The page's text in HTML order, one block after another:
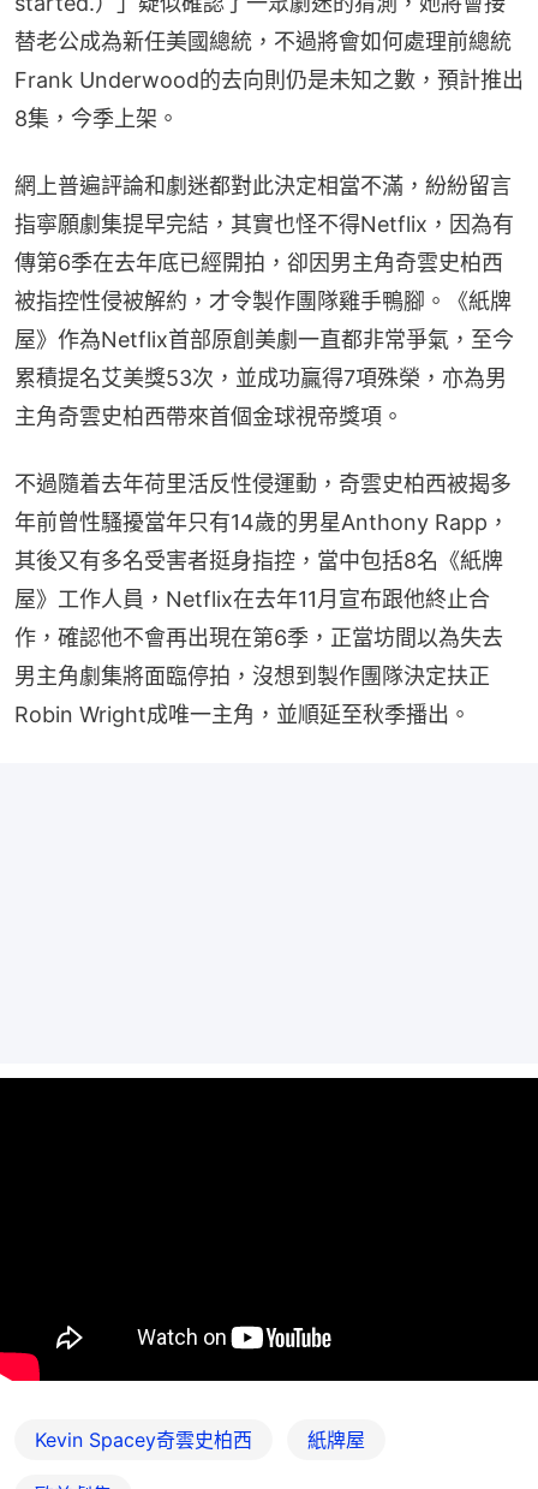
替老公成為新任美國總統，不過將會如何處理前總統
Frank Underwood的去向則仍是未知之數，預計推出
8集，今季上架。
網上普遍評論和劇迷都對此決定相當不滿，紛紛留言
指寧願劇集提早完結，其實也怪不得Netflix，因為有
傳第6季在去年底已經開拍，卻因男主角奇雲史柏西
被指控性侵被解約，才令製作團隊雞手鴨腳。《紙牌
屋》作為Netflix首部原創美劇一直都非常爭氣，至今
累積提名艾美獎53次，並成功贏得7項殊榮，亦為男
主角奇雲史柏西帶來首個金球視帝獎項。
不過隨着去年荷里活反性侵運動，奇雲史柏西被揭多
年前曾性騷擾當年只有14歲的男星Anthony Rapp，
其後又有多名受害者挺身指控，當中包括8名《紙牌
屋》工作人員，Netflix在去年11月宣布跟他終止合
作，確認他不會再出現在第6季，正當坊間以為失去
男主角劇集將面臨停拍，沒想到製作團隊決定扶正
Robin Wright成唯一主角，並順延至秋季播出。
Kevin Spacey奇雲史柏西 紙牌屋